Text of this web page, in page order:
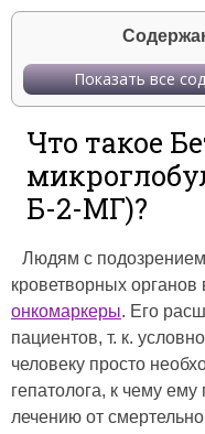
Показать все
Что такое
Б-2-МГ)?
Людям с
кроветворных органов
онкомаркеры. Его
пациентов, т. к.
человеку просто
гепатолога, к чему ему
лечению от